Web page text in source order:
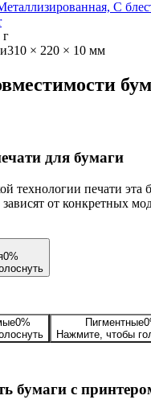
С
г
310 × 220 × 10 мм
для бумаги
технологии печати эта
от конкретных
0%
0%
Пигментные0
Нажмите, чтобы
бумаги с